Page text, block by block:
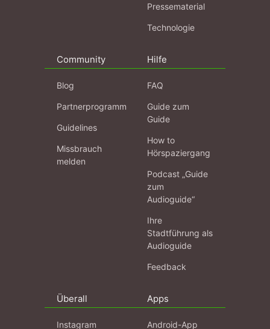
Pressematerial
Technologie
Community
Blog
Partnerprogramm
Guidelines
Missbrauch
melden
Hilfe
FAQ
Guide zum
Guide
How to
Hörspaziergang
Podcast „Guide
zum
Audioguide“
Ihre
Stadtführung als
Audioguide
Feedback
Überall
Instagram
Apps
Android-App